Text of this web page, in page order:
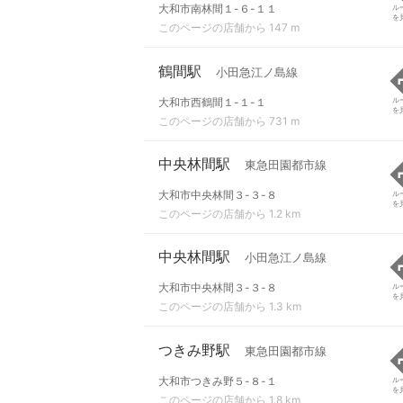
大和市南林間１-６-１１
このページの店舗から 147 m
ル
を
鶴間駅 小田急江ノ島線
大和市西鶴間１-１-１
このページの店舗から 731 m
ル
を
中央林間駅 東急田園都市線
大和市中央林間３-３-８
このページの店舗から 1.2 km
ル
を
中央林間駅 小田急江ノ島線
大和市中央林間３-３-８
このページの店舗から 1.3 km
ル
を
つきみ野駅 東急田園都市線
大和市つきみ野５-８-１
このページの店舗から 1.8 km
ル
を